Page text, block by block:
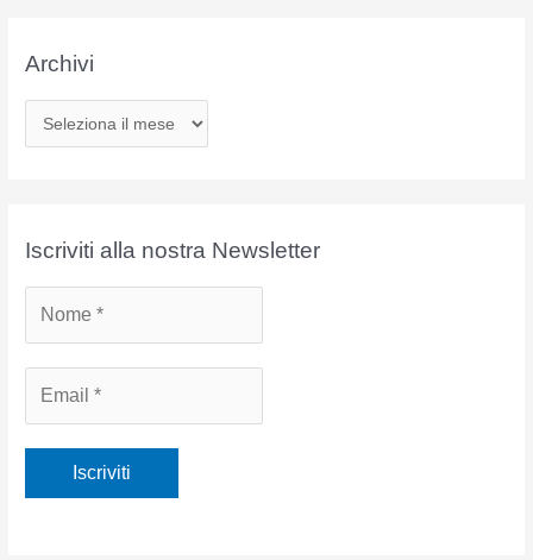
Archivi
r
iIscriviti alla nostra Newsletter